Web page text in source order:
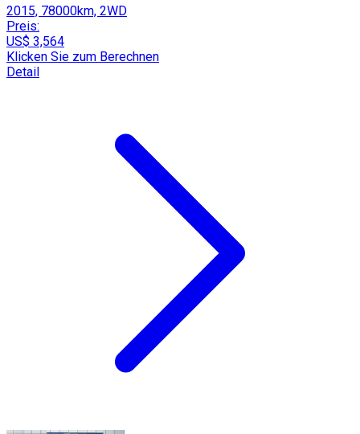
2015, 78000km, 2WD
Preis:
US$ 3,564
Klicken Sie zum Berechnen
Detail